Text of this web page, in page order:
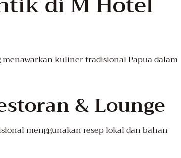
kuliner tradisional Papua dalam
& Lounge
menggunakan resep lokal dan bahan